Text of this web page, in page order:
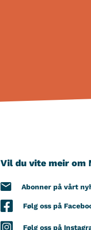
Vil du vite meir om
Abonner på vårt
Følg oss på
Følg oss på